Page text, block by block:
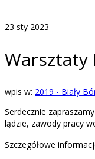
23 sty 2023
Warsztaty
wpis w: 2019 - Biały
Serdecznie
lądzie, zawody pracy
Szczegółowe